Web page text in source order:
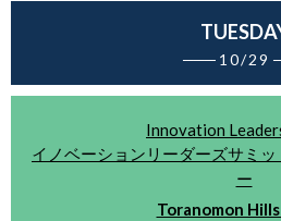
─── 10/29
Innovation
イノベーションリーダーズサミ
ー
Toranomon